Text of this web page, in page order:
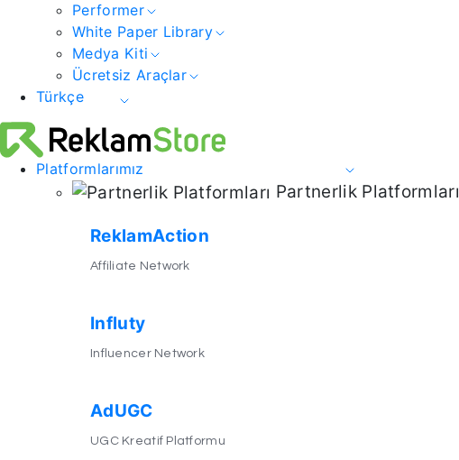
Performer
White Paper Library
Medya Kiti
Ücretsiz Araçlar
Türkçe
Platformlarımız
Partnerlik Platformları
ReklamAction
Affiliate Network
Influty
Influencer Network
AdUGC
UGC Kreatif Platformu